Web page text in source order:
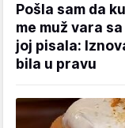
Pošla sam da
me muž vara
joj pisala:
bila u pravu